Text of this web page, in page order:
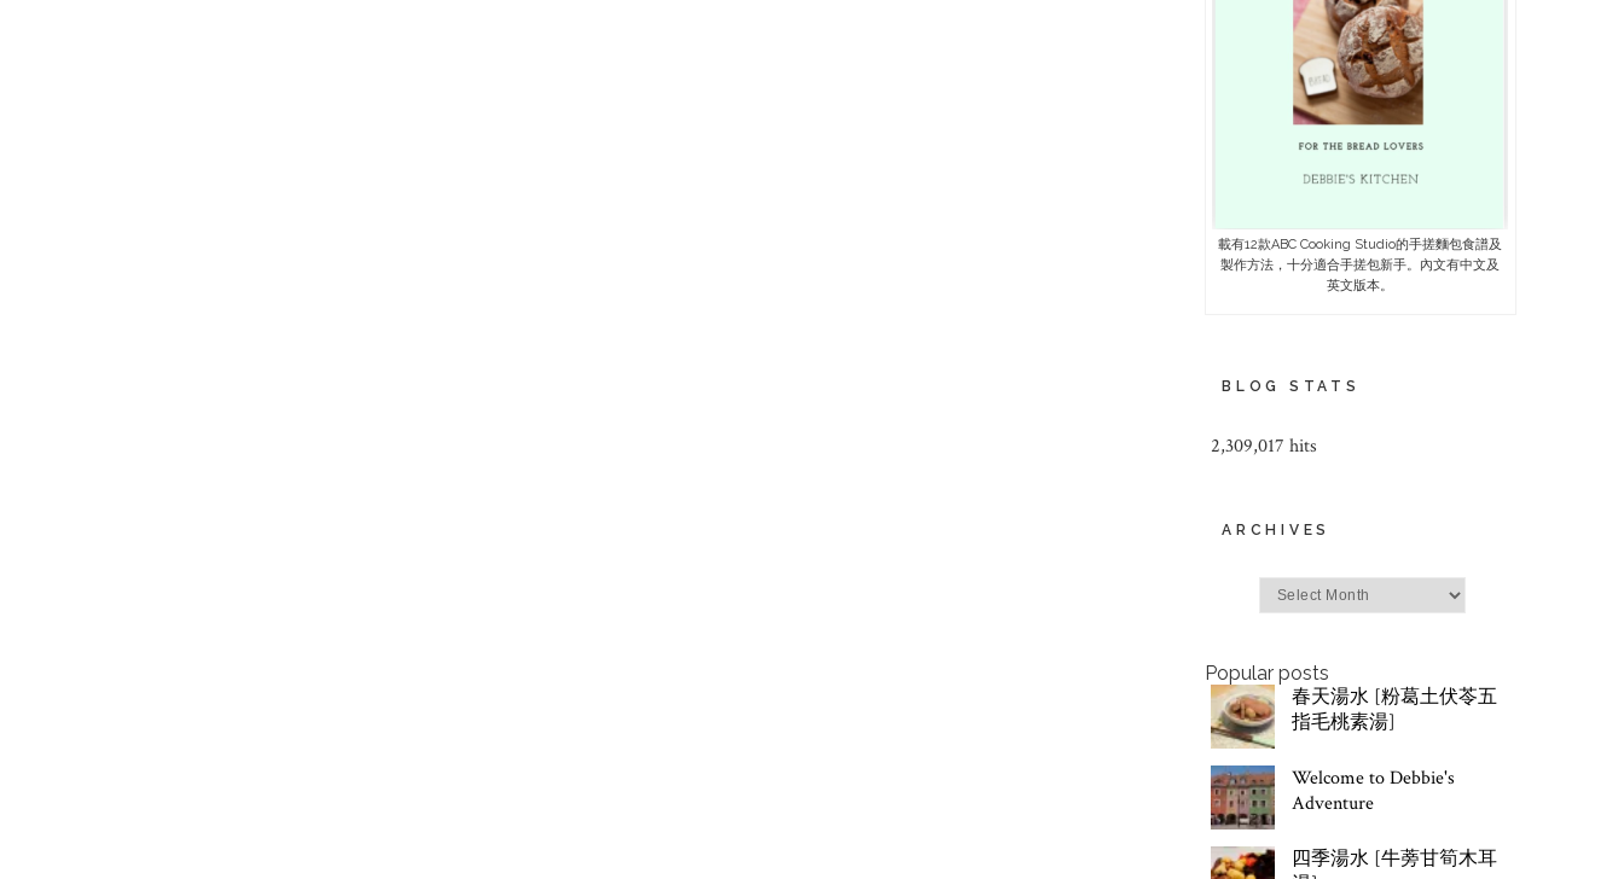
載有12款ABC Cooking Studio的手搓麵包食譜及
製作方法，十分適合手搓包新手。內文有中文及
英文版本。
BLOG STATS
2,309,017 hits
ARCHIVES
Popular posts
春天湯水 [粉葛土伏苓五
指毛桃素湯]
Welcome to Debbie's
Adventure
四季湯水 [牛蒡甘筍木耳